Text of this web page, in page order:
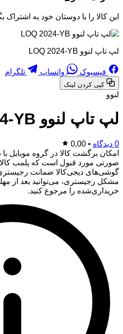
این کالا را با دوستان خود به اشتراک
لپ تاپ لنوو LOQ 2024-YB
فیسبوک واتساپ تلگرام
کپی کردن لینک
لنوو
لپ تاپ لنوو LOQ 2024-YB
0 دیدگاه •
0,00
امکان برگشت کالا در گروه موبایل با
صورتی مورد قبول است که پلمب کالا
گوشی‌های دیجی‌کالا ضمانت
خریداری‌شده را مرجوع کنید.